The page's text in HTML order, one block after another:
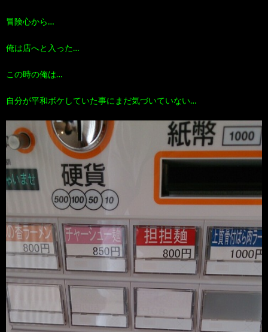
冒険心から…
俺は店へと入った…
この時の俺は…
自分が平和ボケしていた事にまだ気づいていない…